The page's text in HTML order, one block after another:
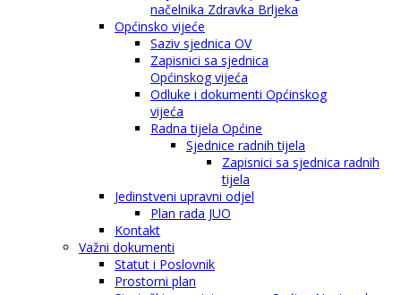
načelnika Zdravka Brljeka
Općinsko vijeće
Saziv sjednica OV
Zapisnici sa sjednica
Općinskog vijeća
Odluke i dokumenti Općinskog
vijeća
Radna tijela Općine
Sjednice radnih tijela
Zapisnici sa sjednica radnih
tijela
Jedinstveni upravni odjel
Plan rada JUO
Kontakt
Važni dokumenti
Statut i Poslovnik
Prostorni plan